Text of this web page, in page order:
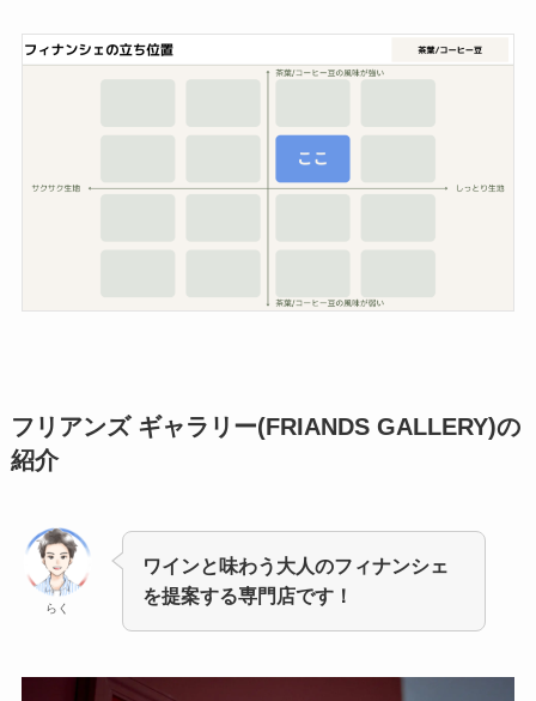
フリアンズ ギャラリー(FRIANDS GALLERY)の
紹介
らく
ワインと味わう大人のフィナンシェ
を提案する専門店です！